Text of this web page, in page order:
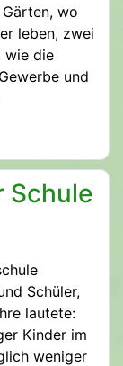
wo
leben, zwei
wie die
und
Schule
Schüler,
lautete:
Kinder im
weniger